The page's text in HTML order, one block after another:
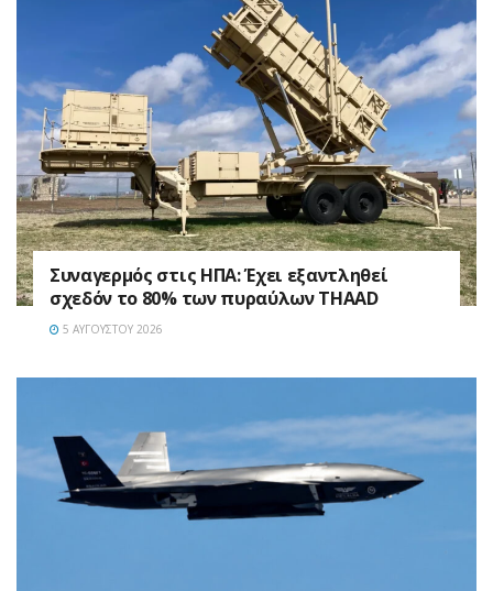
Συναγερμός στις ΗΠΑ: Έχει εξαντληθεί
σχεδόν το 80% των πυραύλων THAAD
5 ΑΥΓΟΎΣΤΟΥ 2026